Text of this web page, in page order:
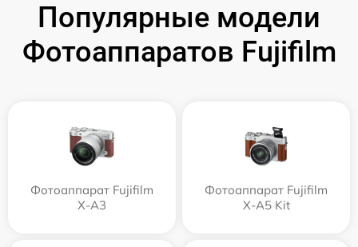
Популярные модели
Фотоаппаратов Fujifilm
Фотоаппарат Fujifilm
X-A3
Фотоаппарат Fujifilm
X-A5 Kit